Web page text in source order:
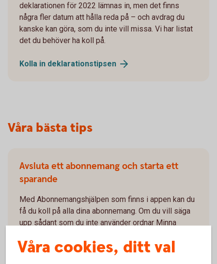
deklarationen för 2022 lämnas in, men det finns
några fler datum att hålla reda på – och avdrag du
kanske kan göra, som du inte vill missa. Vi har listat
det du behöver ha koll på.
Kolla in deklarationstipsen
Våra bästa tips
Avsluta ett abonnemang och starta ett
sparande
Med Abonnemangshjälpen som finns i appen kan du
få du koll på alla dina abonnemang. Om du vill säga
upp sådant som du inte använder ordnar Minna
Nu kan du också samtidigt välja om du vill starta ett
Våra cookies, ditt val